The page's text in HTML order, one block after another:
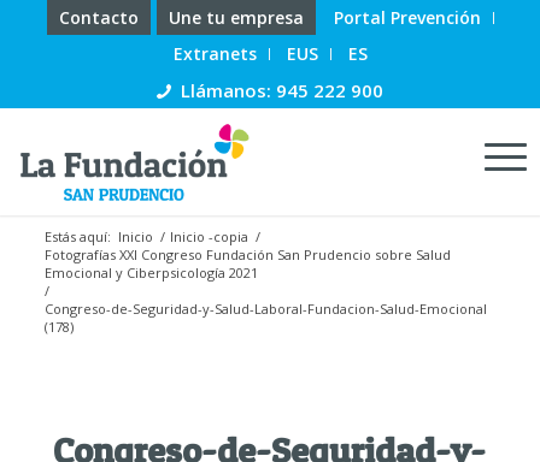
Contacto Une tu empresa
Portal Prevención
Extranets
EUS ES
Llámanos: 945 222 900
Estás aquí: Inicio / Inicio -copia /
Fotografías XXI Congreso Fundación San Prudencio sobre Salud
Emocional y Ciberpsicología 2021
/
Congreso-de-Seguridad-y-Salud-Laboral-Fundacion-Salud-Emocional
(178)
Congreso-de-Seguridad-y-